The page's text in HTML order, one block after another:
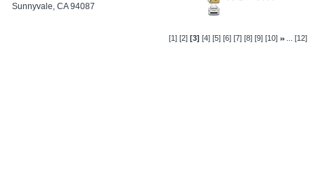
Sunnyvale, CA 94087
[1] [2] [3] [4] [5] [6] [7] [8] [9] [10] ...[12]